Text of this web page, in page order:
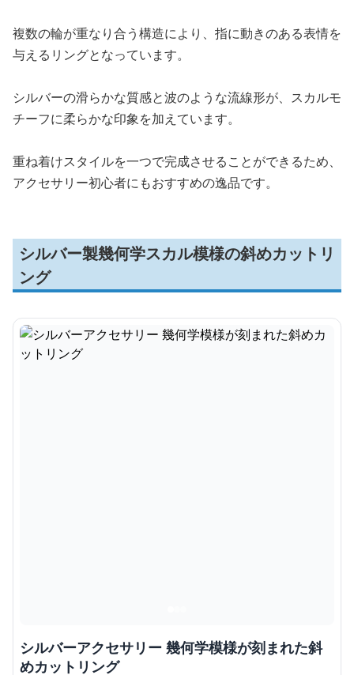
複数の輪が重なり合う構造により、指に動きのある表情を
与えるリングとなっています。
シルバーの滑らかな質感と波のような流線形が、スカルモ
チーフに柔らかな印象を加えています。
重ね着けスタイルを一つで完成させることができるため、
アクセサリー初心者にもおすすめの逸品です。
シルバー製幾何学スカル模様の斜めカットリ
ング
シルバーアクセサリー 幾何学模様が刻まれた斜
めカットリング